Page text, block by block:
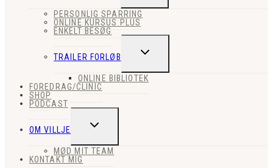
PERSONLIG SPARRING
ONLINE KURSUS PLUS
ENKELT BESØG
TRAILER FORLØB
SKIFT
ONLINE BIBLIOTEK
FOREDRAG/CLINIC
SHOP
PODCAST
OM VILLJE
SKIFT
MØD MIT TEAM
KONTAKT MIG